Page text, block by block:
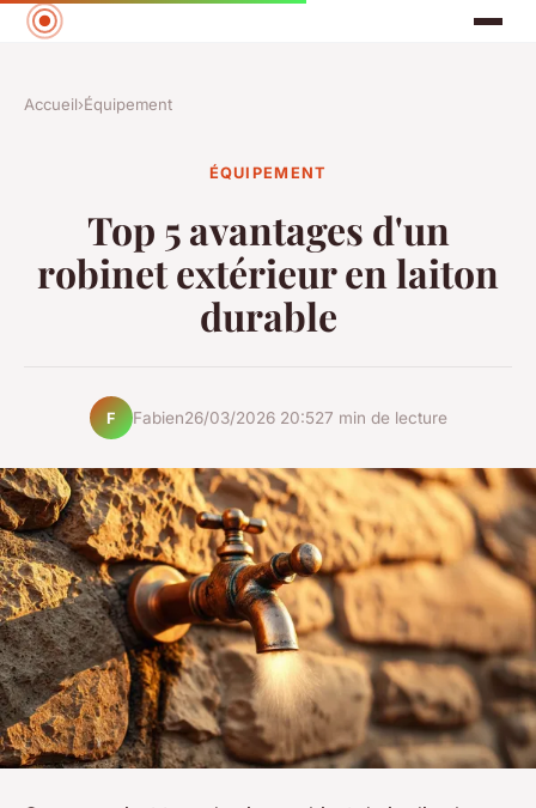
Accueil›Équipement
ÉQUIPEMENT
Top 5 avantages d'un
robinet extérieur en laiton
durable
F Fabien26/03/2026 20:527 min de lecture